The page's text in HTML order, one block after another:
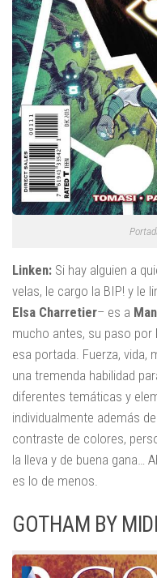
Linken: Si hay alguien a
velas, le cargo la BIP! y le
Elsa Charretier– es a
mucho antes, su paso por
esa portada. Fuerza, vida,
una tremenda habilidad
diferentes temáticas y
individualmente además
contraste de colores,
la lleva y de buena gana…
es lo de menos.
GOTHAM BY